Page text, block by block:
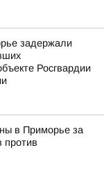
задержали
Росгвардии
в Приморье за
против